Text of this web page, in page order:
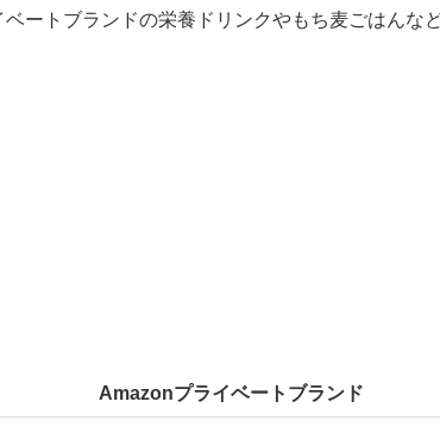
ートブランドの栄養ドリンクやもち麦ごはんな
Amazonプライベートブランド